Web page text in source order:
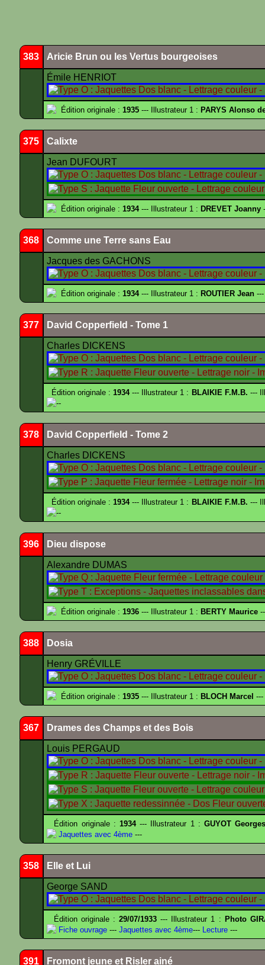
383 Aricie Brun ou les Vertus bourgeoises
Émile HENRIOT
Édition originale : 1935 --- Illustrateur 1 : PARYS Alonso
375 Calixte
Jean DUFOURT
Édition originale : 1934--- Illustrateur 1 : DREVET Joanny
368 Comme une Terre sans Eau
Jacques des GACHONS
Édition originale : 1934--- Illustrateur 1 : ROUTIER Jean ---
377 David Copperfield - Tome 1
Charles DICKENS
Édition originale :1934--- Illustrateur 1 : BLAIKIE F.M.B. ---
--
378 David Copperfield - Tome 2
Charles DICKENS
Édition originale :1934--- Illustrateur 1 : BLAIKIE F.M.B. ---
--
396 Dieu dispose
Alexandre DUMAS
Édition originale : 1936 --- Illustrateur 1 : BERTY Maurice
388 Dosia
Henry GRÉVILLE
Édition originale : 1935 --- Illustrateur 1 : BLOCH Marcel ---
367 Drames des Champs et des Bois
Louis PERGAUD
Édition originale : 1934--- Illustrateur 1 : GUYOT
Jaquettes avec 4ème ---
358 Elle et Lui
George SAND
Édition originale :29/07/1933 --- Illustrateur 1 : Photo
Fiche ouvrage --- Jaquettes avec 4ème--- Lecture ---
391 Fromont jeune et Risler ainé